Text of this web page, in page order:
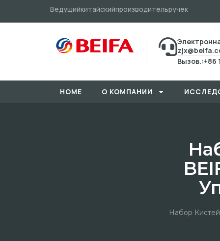
Ведущийкитайскийпроизводительручек
Вызов.:+86
HOME О КОМПАНИИ
Набор